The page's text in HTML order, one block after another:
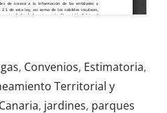
, Convenios, Estimatoria,
Territorial y
, jardines, parques